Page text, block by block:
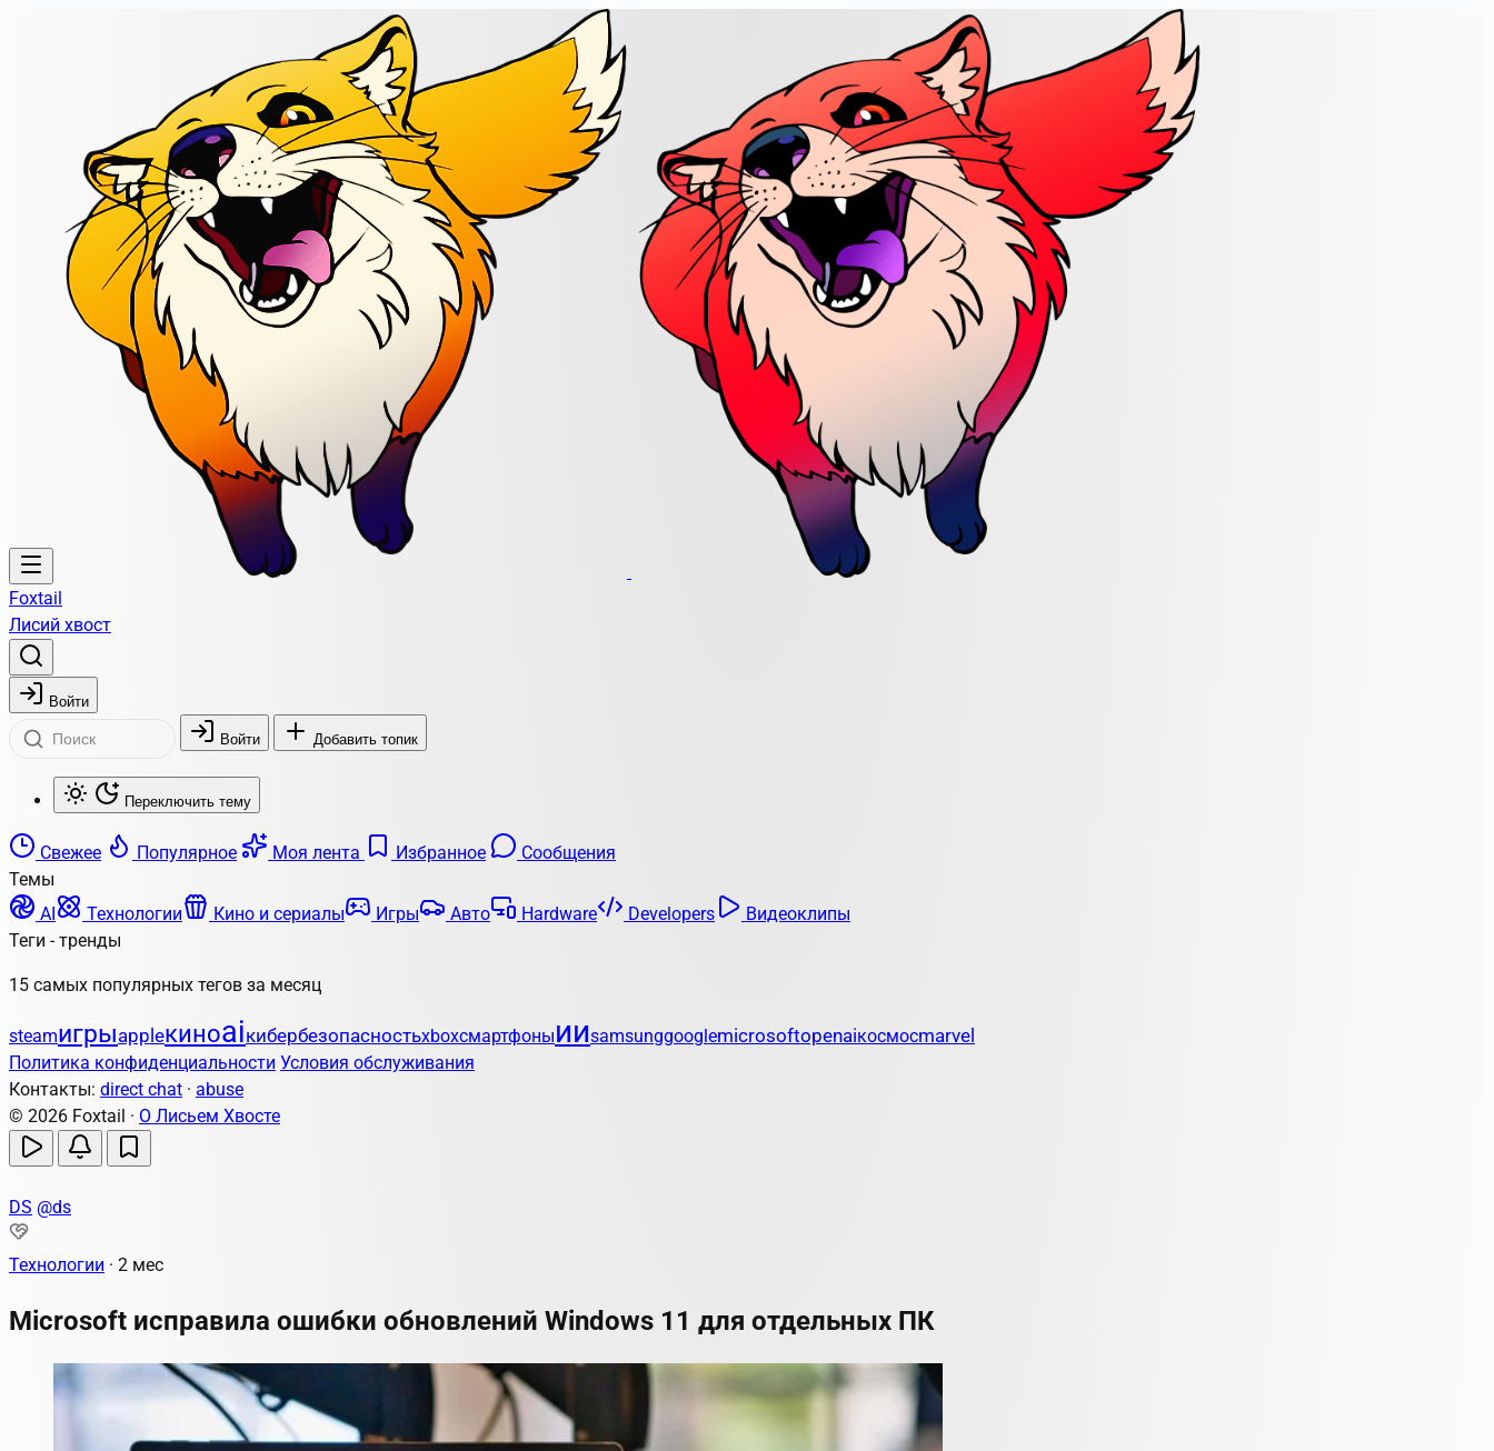
Foxtail
Лисий хвост
Войти
Войти Добавить топик
Переключить тему
Свежее Популярное Моя лента Избранное
Сообщения
Темы
AI
Технологии Кино и сериалы Игры Авто Hardware Developers
Видеоклипы
Теги - тренды
15 самых популярных тегов за месяц
steamигрыappleкиноaiкибербезопасностьxboxсмартфоныииsamsunggooglemicrosoftopenaiкосмосmarvel
Политика конфиденциальности Условия обслуживания
Контакты: direct chat · abuse
© 2026 Foxtail · О Лисьем Хвосте
DS @ds
Технологии · 2 мес
Microsoft исправила ошибки обновлений Windows 11 для отдельных ПК